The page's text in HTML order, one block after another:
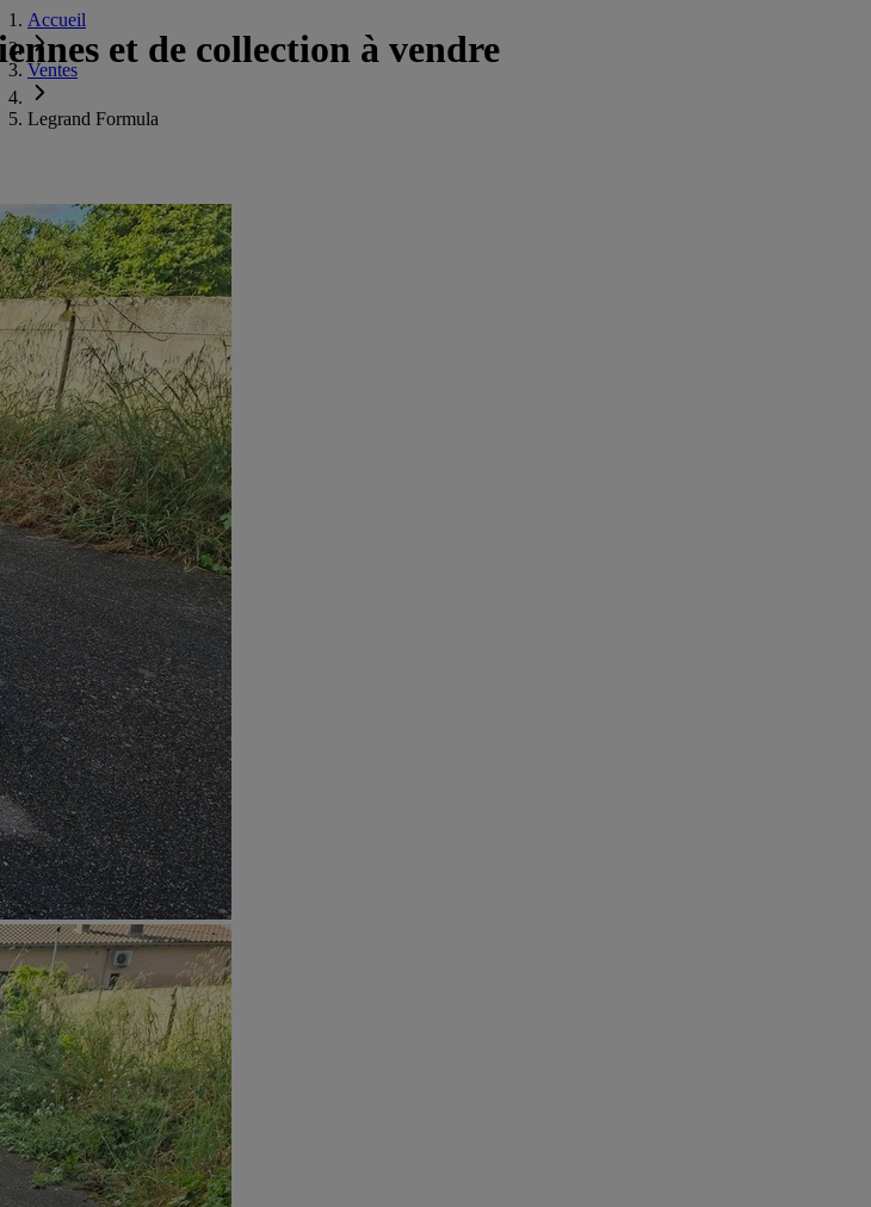
Accueil
Ventes
Legrand Formula
et de collection à vendre